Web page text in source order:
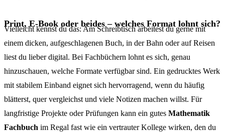
Print, E-Book oder beides – welches Format lohnt sich?
Vielleicht kennst du das: Am Schreibtisch arbeitest du gerne mit
einem dicken, aufgeschlagenen Buch, in der Bahn oder auf Reisen
liest du lieber digital. Bei Fachbüchern lohnt es sich, genau
hinzuschauen, welche Formate verfügbar sind. Ein gedrucktes Werk
mit stabilem Einband eignet sich hervorragend, wenn du häufig
blätterst, quer vergleichst und viele Notizen machen willst. Für
langfristige Projekte oder Prüfungen kann ein gutes Mathematik
Fachbuch im Regal fast wie ein vertrauter Kollege wirken, den du